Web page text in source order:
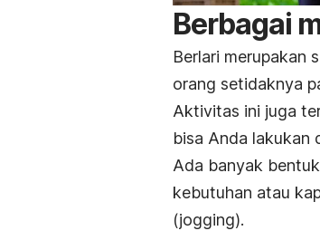
Berbagai
Berlari merupakan
orang setidaknya
Aktivitas ini juga
bisa Anda lakukan
Ada banyak bentuk
kebutuhan atau
(jogging).